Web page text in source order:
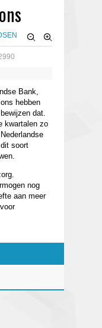
Bank,
hebben
dat.
kwartalen zo
soort
nog
aan meer